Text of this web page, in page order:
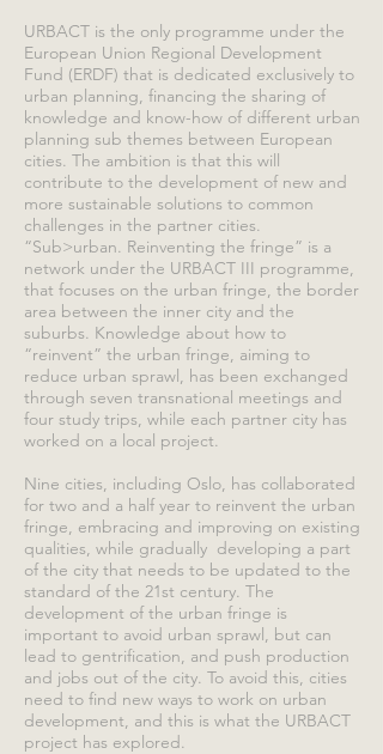
URBACT is the only programme under the
European Union Regional Development
Fund (ERDF) that is dedicated exclusively to
urban planning, financing the sharing of
knowledge and know-how of different urban
planning sub themes between European
cities. The ambition is that this will
contribute to the development of new and
more sustainable solutions to common
challenges in the partner cities.
“Sub>urban. Reinventing the fringe” is a
network under the URBACT III programme,
that focuses on the urban fringe, the border
area between the inner city and the
suburbs. Knowledge about how to
“reinvent” the urban fringe, aiming to
reduce urban sprawl, has been exchanged
through seven transnational meetings and
four study trips, while each partner city has
worked on a local project.
Nine cities, including Oslo, has collaborated
for two and a half year to reinvent the urban
fringe, embracing and improving on existing
qualities, while gradually developing a part
of the city that needs to be updated to the
standard of the 21st century. The
development of the urban fringe is
important to avoid urban sprawl, but can
lead to gentrification, and push production
and jobs out of the city. To avoid this, cities
need to find new ways to work on urban
development, and this is what the URBACT
project has explored.